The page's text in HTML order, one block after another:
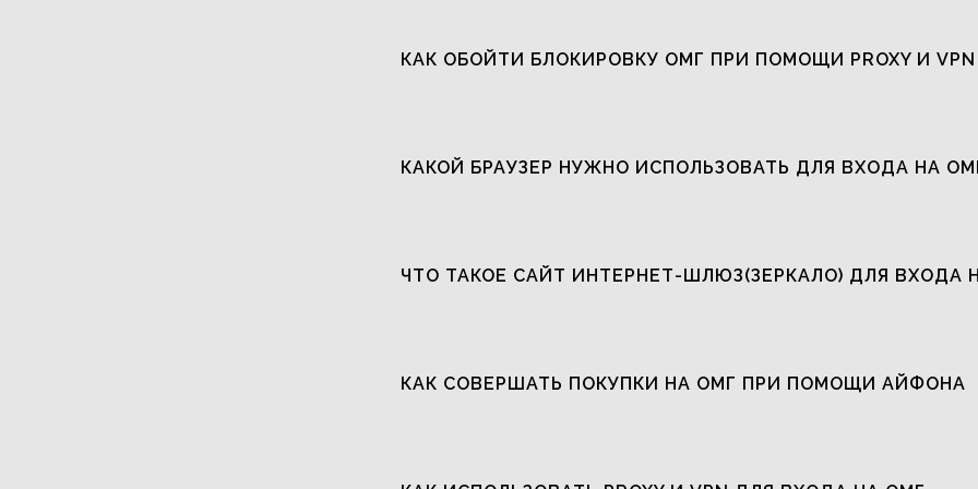
КАК ОБОЙТИ БЛОКИРОВКУ ОМГ ПРИ ПОМОЩИ PROXY И VPN
КАКОЙ БРАУЗЕР НУЖНО ИСПОЛЬЗОВАТЬ ДЛЯ ВХОДА НА
ЧТО ТАКОЕ САЙТ ИНТЕРНЕТ-ШЛЮЗ(ЗЕРКАЛО) ДЛЯ ВХОДА
КАК СОВЕРШАТЬ ПОКУПКИ НА ОМГ ПРИ ПОМОЩИ АЙФОНА